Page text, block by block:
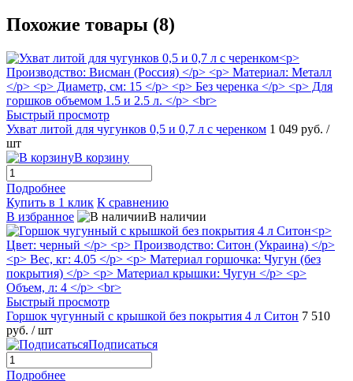
Похожие товары (8)
Быстрый просмотр
Ухват литой для чугунков 0,5 и 0,7 л с черенком 1 049 руб. /
шт
В корзину
Подробнее
Купить в 1 клик К сравнению
В избранное
В наличии
Быстрый просмотр
Горшок чугунный с крышкой без покрытия 4 л Ситон 7 510
руб. / шт
Подписаться
Подробнее